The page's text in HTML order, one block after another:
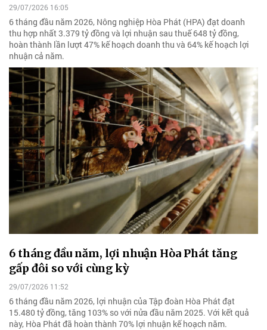
29/07/2026 16:05
6 tháng đầu năm 2026, Nông nghiệp Hòa Phát (HPA) đạt doanh
thu hợp nhất 3.379 tỷ đồng và lợi nhuận sau thuế 648 tỷ đồng,
hoàn thành lần lượt 47% kế hoạch doanh thu và 64% kế hoạch lợi
nhuận cả năm.
6 tháng đầu năm, lợi nhuận Hòa Phát tăng
gấp đôi so với cùng kỳ
29/07/2026 11:52
6 tháng đầu năm 2026, lợi nhuận của Tập đoàn Hòa Phát đạt
15.480 tỷ đồng, tăng 103% so với nửa đầu năm 2025. Với kết quả
này, Hòa Phát đã hoàn thành 70% lợi nhuận kế hoạch năm.